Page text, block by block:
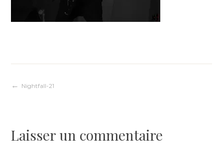
Navigation
l’article
Nightfall-21
Laisser un commentaire